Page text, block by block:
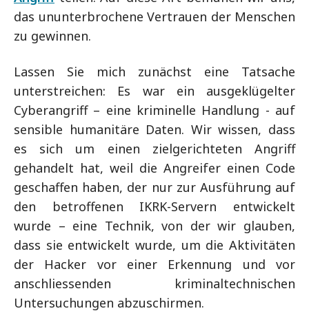
das ununterbrochene Vertrauen der Menschen
zu gewinnen.
Lassen Sie mich zunächst eine Tatsache
unterstreichen: Es war ein ausgeklügelter
Cyberangriff – eine kriminelle Handlung - auf
sensible humanitäre Daten. Wir wissen, dass
es sich um einen zielgerichteten Angriff
gehandelt hat, weil die Angreifer einen Code
geschaffen haben, der nur zur Ausführung auf
den betroffenen IKRK-Servern entwickelt
wurde – eine Technik, von der wir glauben,
dass sie entwickelt wurde, um die Aktivitäten
der Hacker vor einer Erkennung und vor
anschliessenden kriminaltechnischen
Untersuchungen abzuschirmen.